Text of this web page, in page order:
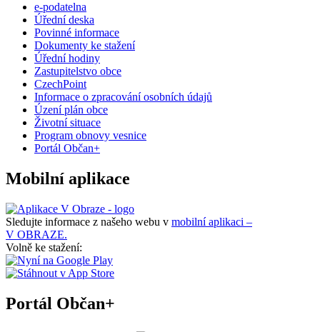
e-podatelna
Úřední deska
Povinné informace
Dokumenty ke stažení
Úřední hodiny
Zastupitelstvo obce
CzechPoint
Informace o zpracování osobních údajů
Úzení plán obce
Životní situace
Program obnovy vesnice
Portál Občan+
Mobilní aplikace
Sledujte informace z našeho webu v mobilní aplikaci –
V OBRAZE.
Volně ke stažení:
Portál Občan+